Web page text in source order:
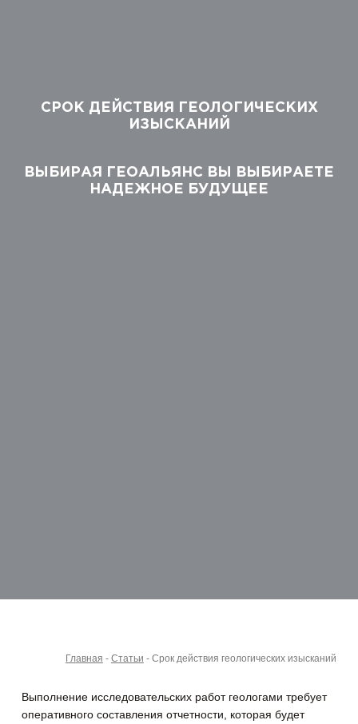
СРОК ДЕЙСТВИЯ ГЕОЛОГИЧЕСКИХ
ИЗЫСКАНИЙ
ВЫБИРАЯ ГЕОАЛЬЯНС ВЫ ВЫБИРАЕТЕ
НАДЕЖНОЕ БУДУЩЕЕ
Главная - Статьи - Срок действия геологических изысканий
Выполнение исследовательских работ геологами требует
оперативного составления отчетности, которая будет